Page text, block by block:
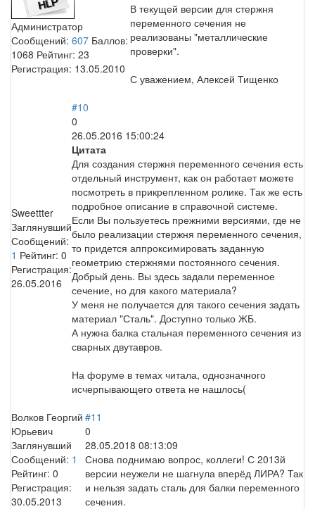
Администратор
Сообщений: 607 Баллов:
1068 Рейтинг: 23
Регистрация: 13.05.2010
В текущей версии для стержня
переменного сечения не
реализованы "металлические
проверки".
С уважением, Алексей Тищенко
Sweettter
Заглянувший
Сообщений:
1 Рейтинг: 0
Регистрация:
26.05.2016
#10
0
26.05.2016 15:00:24
Цитата
Для создания стержня переменного сечения есть
отдельный инструмент, как он работает можете
посмотреть в прикрепленном ролике. Так же есть
подробное описание в справочной системе.
Если Вы пользуетесь прежними версиями, где не
было реализации стержня переменного сечения,
то придется аппроксимировать заданную
геометрию стержнями постоянного сечения.
Добрый день. Вы здесь задали переменное
сечение, но для какого материала?
У меня не получается для такого сечения задать
материал "Сталь". Доступно только ЖБ.
А нужна балка стальная переменного сечения из
сварных двутавров.
На форуме в темах читала, однозначного
исчерпывающего ответа не нашлось(
Волков Георгий
Юрьевич
Заглянувший
Сообщений: 1
Рейтинг: 0
Регистрация:
30.05.2013
#11
0
28.05.2018 08:13:09
Снова поднимаю вопрос, коллеги! С 2013й
версии неужели не шагнула вперёд ЛИРА? Так
и нельзя задать сталь для балки переменного
сечения.